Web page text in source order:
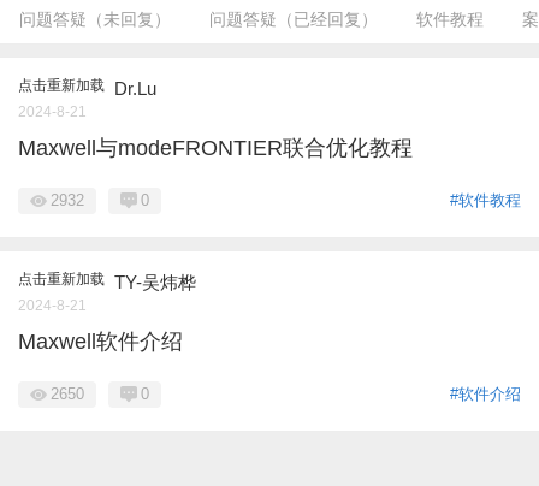
问题答疑（未回复） 问题答疑（已经回复） 软件教程
点击重新加载 Dr.Lu
2024-8-21
Maxwell与modeFRONTIER联合优化教程
#软件教程
2932 0
点击重新加载 TY-吴炜桦
2024-8-21
Maxwell软件介绍
#软件介绍
2650 0